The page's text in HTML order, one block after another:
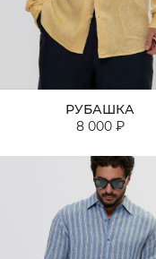
РУБАШКА
8 000 ₽